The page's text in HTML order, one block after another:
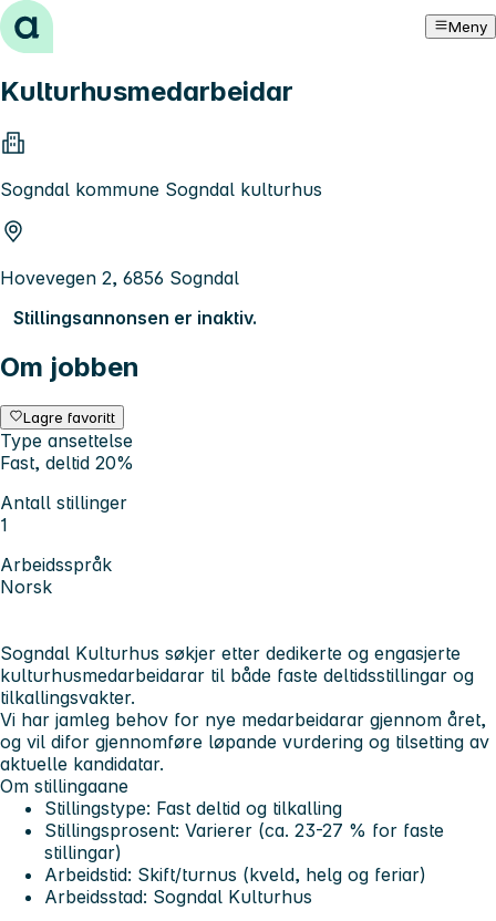
Hopp til innhold Meny
Kulturhusmedarbeidar
Sogndal kommune Sogndal kulturhus
Hovevegen 2, 6856 Sogndal
Stillingsannonsen er inaktiv.
Om jobben
Lagre favoritt
Type ansettelse
Fast, deltid 20%
Antall stillinger
1
Arbeidsspråk
Norsk
Sogndal Kulturhus søkjer etter dedikerte og engasjerte
kulturhusmedarbeidarar til både faste deltidsstillingar og
tilkallingsvakter.
Vi har jamleg behov for nye medarbeidarar gjennom året,
og vil difor gjennomføre løpande vurdering og tilsetting av
aktuelle kandidatar.
Om stillingaane
Stillingstype: Fast deltid og tilkalling
Stillingsprosent: Varierer (ca. 23-27 % for faste
stillingar)
Arbeidstid: Skift/turnus (kveld, helg og feriar)
Arbeidsstad: Sogndal Kulturhus